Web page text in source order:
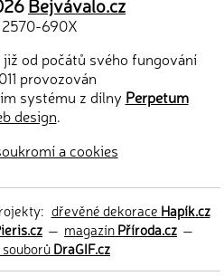
2570-690X
od počátů svého fungování
provozován
systému z dílny Perpetum
design.
a cookies
dřevěné dekorace Hapík.cz
— magazínPříroda.cz —
DraGIF.cz